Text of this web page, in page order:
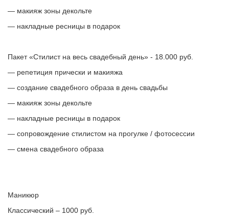
— макияж зоны декольте
— накладные ресницы в подарок
Пакет «Стилист на весь свадебный день» - 18.000 руб.
— репетиция прически и макияжа
— создание свадебного образа в день свадьбы
— макияж зоны декольте
— накладные ресницы в подарок
— сопровождение стилистом на прогулке / фотосессии
— смена свадебного образа
Маникюр
Классический – 1000 руб.